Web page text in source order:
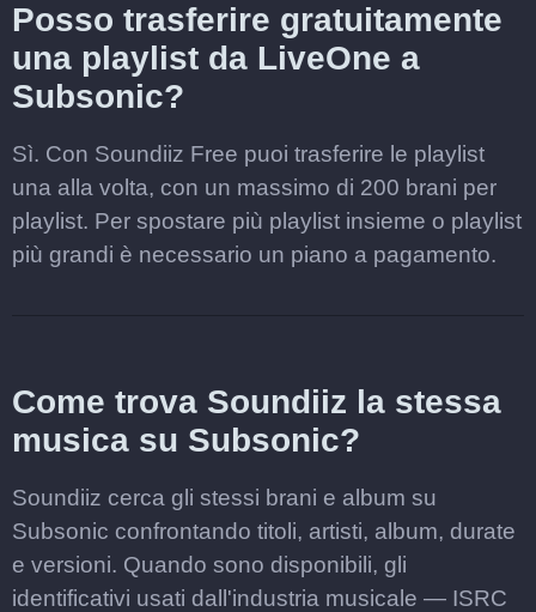
Posso trasferire gratuitamente
una playlist da LiveOne a
Subsonic?
Sì. Con Soundiiz Free puoi trasferire le playlist
una alla volta, con un massimo di 200 brani per
playlist. Per spostare più playlist insieme o playlist
più grandi è necessario un piano a pagamento.
Come trova Soundiiz la stessa
musica su Subsonic?
Soundiiz cerca gli stessi brani e album su
Subsonic confrontando titoli, artisti, album, durate
e versioni. Quando sono disponibili, gli
identificativi usati dall'industria musicale — ISRC